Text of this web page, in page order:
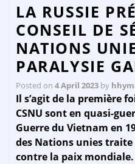
LA RUSSIE
CONSEIL DE
NATIONS
PARALYSIE
Posted on 4 April 2023 by
Il s’agit de la première
CSNU sont en quasi-
Guerre du Vietnam en
des Nations unies
contre la paix mondiale.